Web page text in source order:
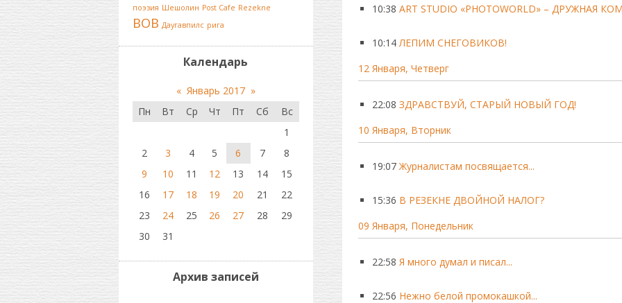
10:38 ART STUDIO «PHOTOWORLD» – ДРУЖНАЯ
10:14 ЛЕПИМ СНЕГОВИКОВ!
12 Января, Четверг
22:08 ЗДРАВСТВУЙ, СТАРЫЙ НОВЫЙ ГОД!
10 Января, Вторник
19:07 Журналистам посвящается...
15:36 В РЕЗЕКНЕ ДВОЙНОЙ НАЛОГ?
09 Января, Понедельник
22:58 Я много думал и писал...
22:56 Нежно белой промокашкой...
поэзия Шешолин Post Cafe Rezekne
ВОВ Даугавпилс рига
Календарь
« Январь 2017 »
Пн
Вт Ср Чт Пт Сб
Вс
1
2
3 4 5 6 7
8
9
10 11 12 13 14
15
16
17 18 19 20 21
22
23
24 25 26 27 28
29
30
31
Архив записей